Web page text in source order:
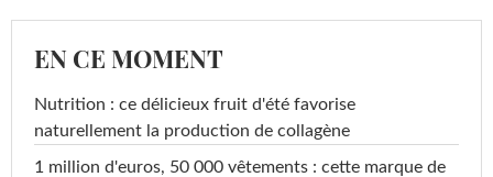
EN CE MOMENT
Nutrition : ce délicieux fruit d'été favorise
naturellement la production de collagène
1 million d'euros, 50 000 vêtements : cette marque de